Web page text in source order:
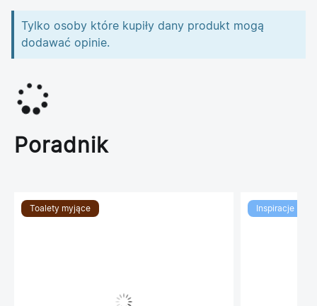
Tylko osoby które kupiły dany produkt mogą
dodawać opinie.
Poradnik
Toalety myjące Inspiracje